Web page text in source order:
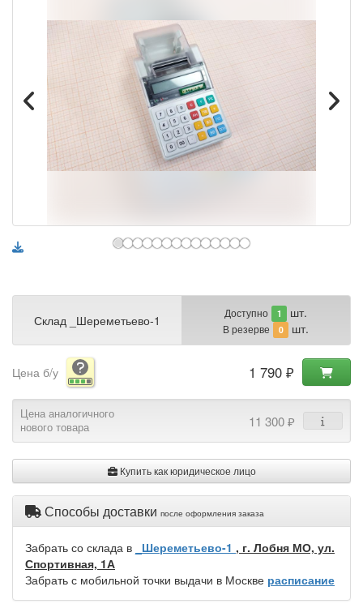
Склад _Шереметьево-1 Доступно 1 шт.
В резерве 0 шт.
Цена б/у 1 790 ₽
Цена аналогичного
нового товара
11 300 ₽
Купить как юридическое лицо
Способы доставки после оформления заказа
Забрать со склада в _Шереметьево-1 , г. Лобня МО, ул.
Спортивная, 1А
Забрать с мобильной точки выдачи в Москве расписание